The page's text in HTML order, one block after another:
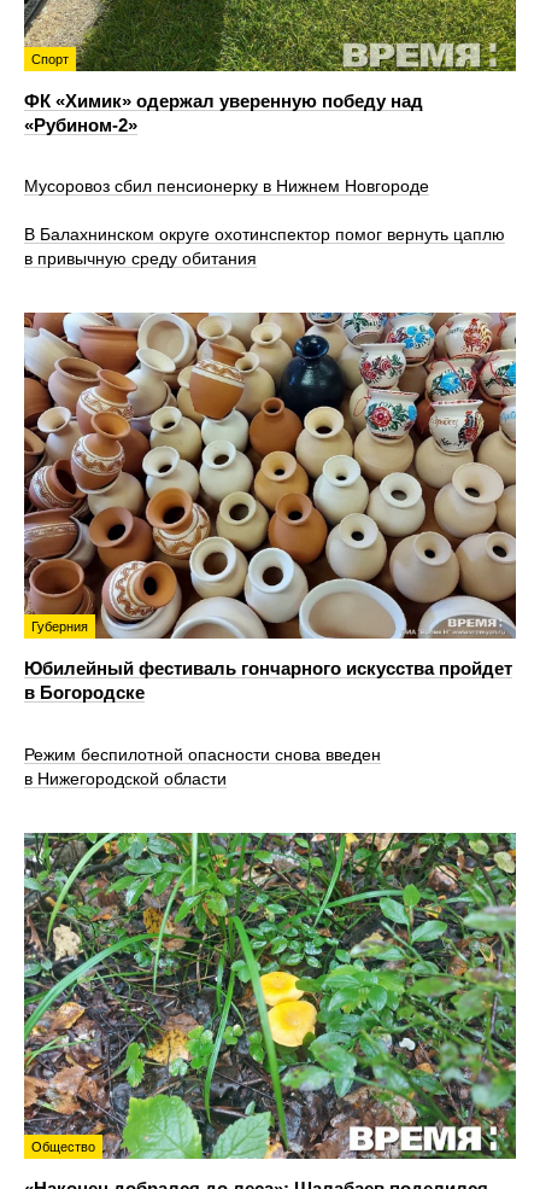
Спорт
ФК «Химик» одержал уверенную победу над
«Рубином‑2»
Мусоровоз сбил пенсионерку в Нижнем Новгороде
В Балахнинском округе охотинспектор помог вернуть цаплю
в привычную среду обитания
Губерния
Юбилейный фестиваль гончарного искусства пройдет
в Богородске
Режим беспилотной опасности снова введен
в Нижегородской области
Общество